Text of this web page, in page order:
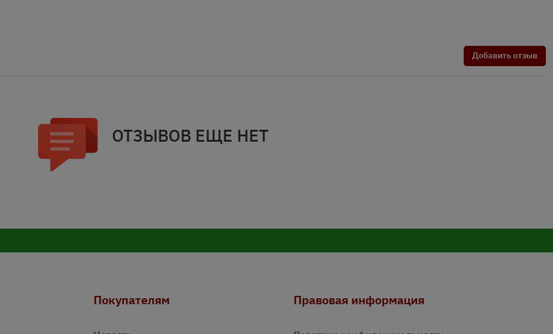
Добавить отзыв
ОТЗЫВОВ ЕЩЕ НЕТ
Покупателям Правовая информация